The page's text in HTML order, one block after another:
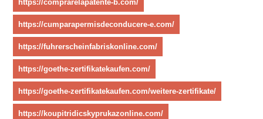
https://comprarelapatente-b.com/
https://cumparapermisdeconducere-e.com/
https://fuhrerscheinfabriskonline.com/
https://goethe-zertifikatekaufen.com/
https://goethe-zertifikatekaufen.com/weitere-zertifikate/
https://koupitridicskyprukazonline.com/